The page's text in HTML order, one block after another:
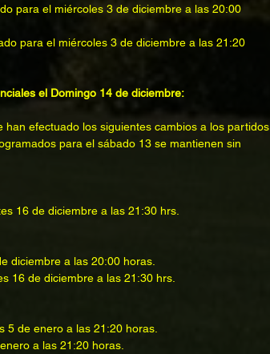
para el miércoles 3 de diciembre a las 20:00
para el miércoles 3 de diciembre a las 21:20
el Domingo 14 de diciembre:
efectuado los siguientes cambios a los partidos
para el sábado 13 se mantienen sin
16 de diciembre a las 21:30 hrs.
diciembre a las 20:00 horas.
16 de diciembre a las 21:30 hrs.
5 de enero a las 21:20 horas.
a las 21:20 horas.